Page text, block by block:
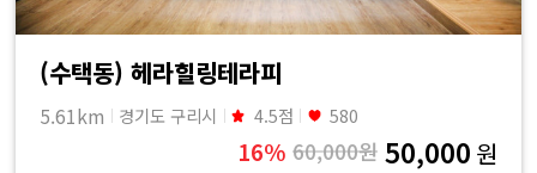
(수택동) 헤라힐링테라피
5.61km 경기도 구리시 4.5점 580
16% 60,000원 50,000 원